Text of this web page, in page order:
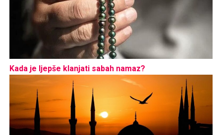
Kada je ljepše klanjati sabah namaz?